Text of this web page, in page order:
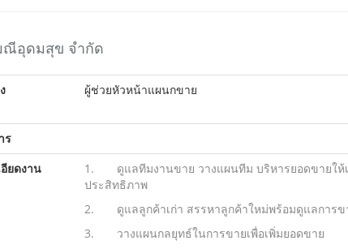
อุดมสุข จำกัด
ผู้ช่วยหัวหน้าแผนกขาย
ร
ยดงาน
1. ดูแลทีมงานขาย วางแผนทีม บริหารยอดขายให้
ประสิทธิภาพ
2. ดูแลลูกค้าเก่า สรรหาลูกค้าใหม่พร้อมดูแลการข
3. วางแผนกลยุทธ์ในการขายเพื่อเพิ่มยอดขาย